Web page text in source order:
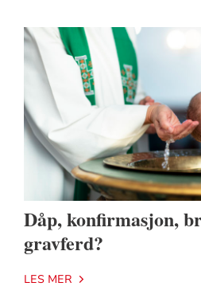
Dåp, konfirmasjon,
gravferd?
LES MER